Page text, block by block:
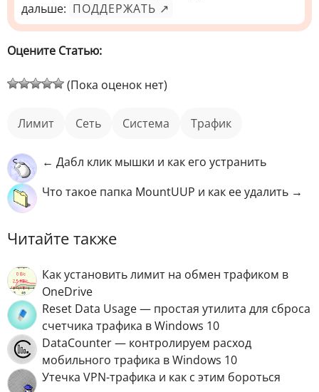
дальше: ПОДДЕРЖАТЬ ↗
Оцените Статью:
(Пока оценок нет)
лимит Сеть Система трафик
← Дабл клик мышки и как его устранить
Что такое папка MountUUP и как ее удалить →
Читайте также
Как установить лимит на обмен трафиком в
OneDrive
Reset Data Usage — простая утилита для сброса
счетчика трафика в Windows 10
DataCounter — контролируем расход
мобильного трафика в Windows 10
Утечка VPN-трафика и как с этим бороться